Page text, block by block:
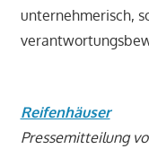
unternehmerisch,
Reifenhäuser
Pressemitteilung